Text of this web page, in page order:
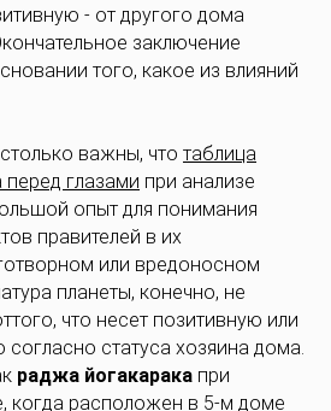
- от другого дома
заключение
того, какое из влияний
важны, что таблица
глазами при анализе
опыт для понимания
правителей в их
или вредоносном
планеты, конечно, не
что несет позитивную или
статуса хозяина дома.
раджа йогакарака при
когда расположен в 5-м доме